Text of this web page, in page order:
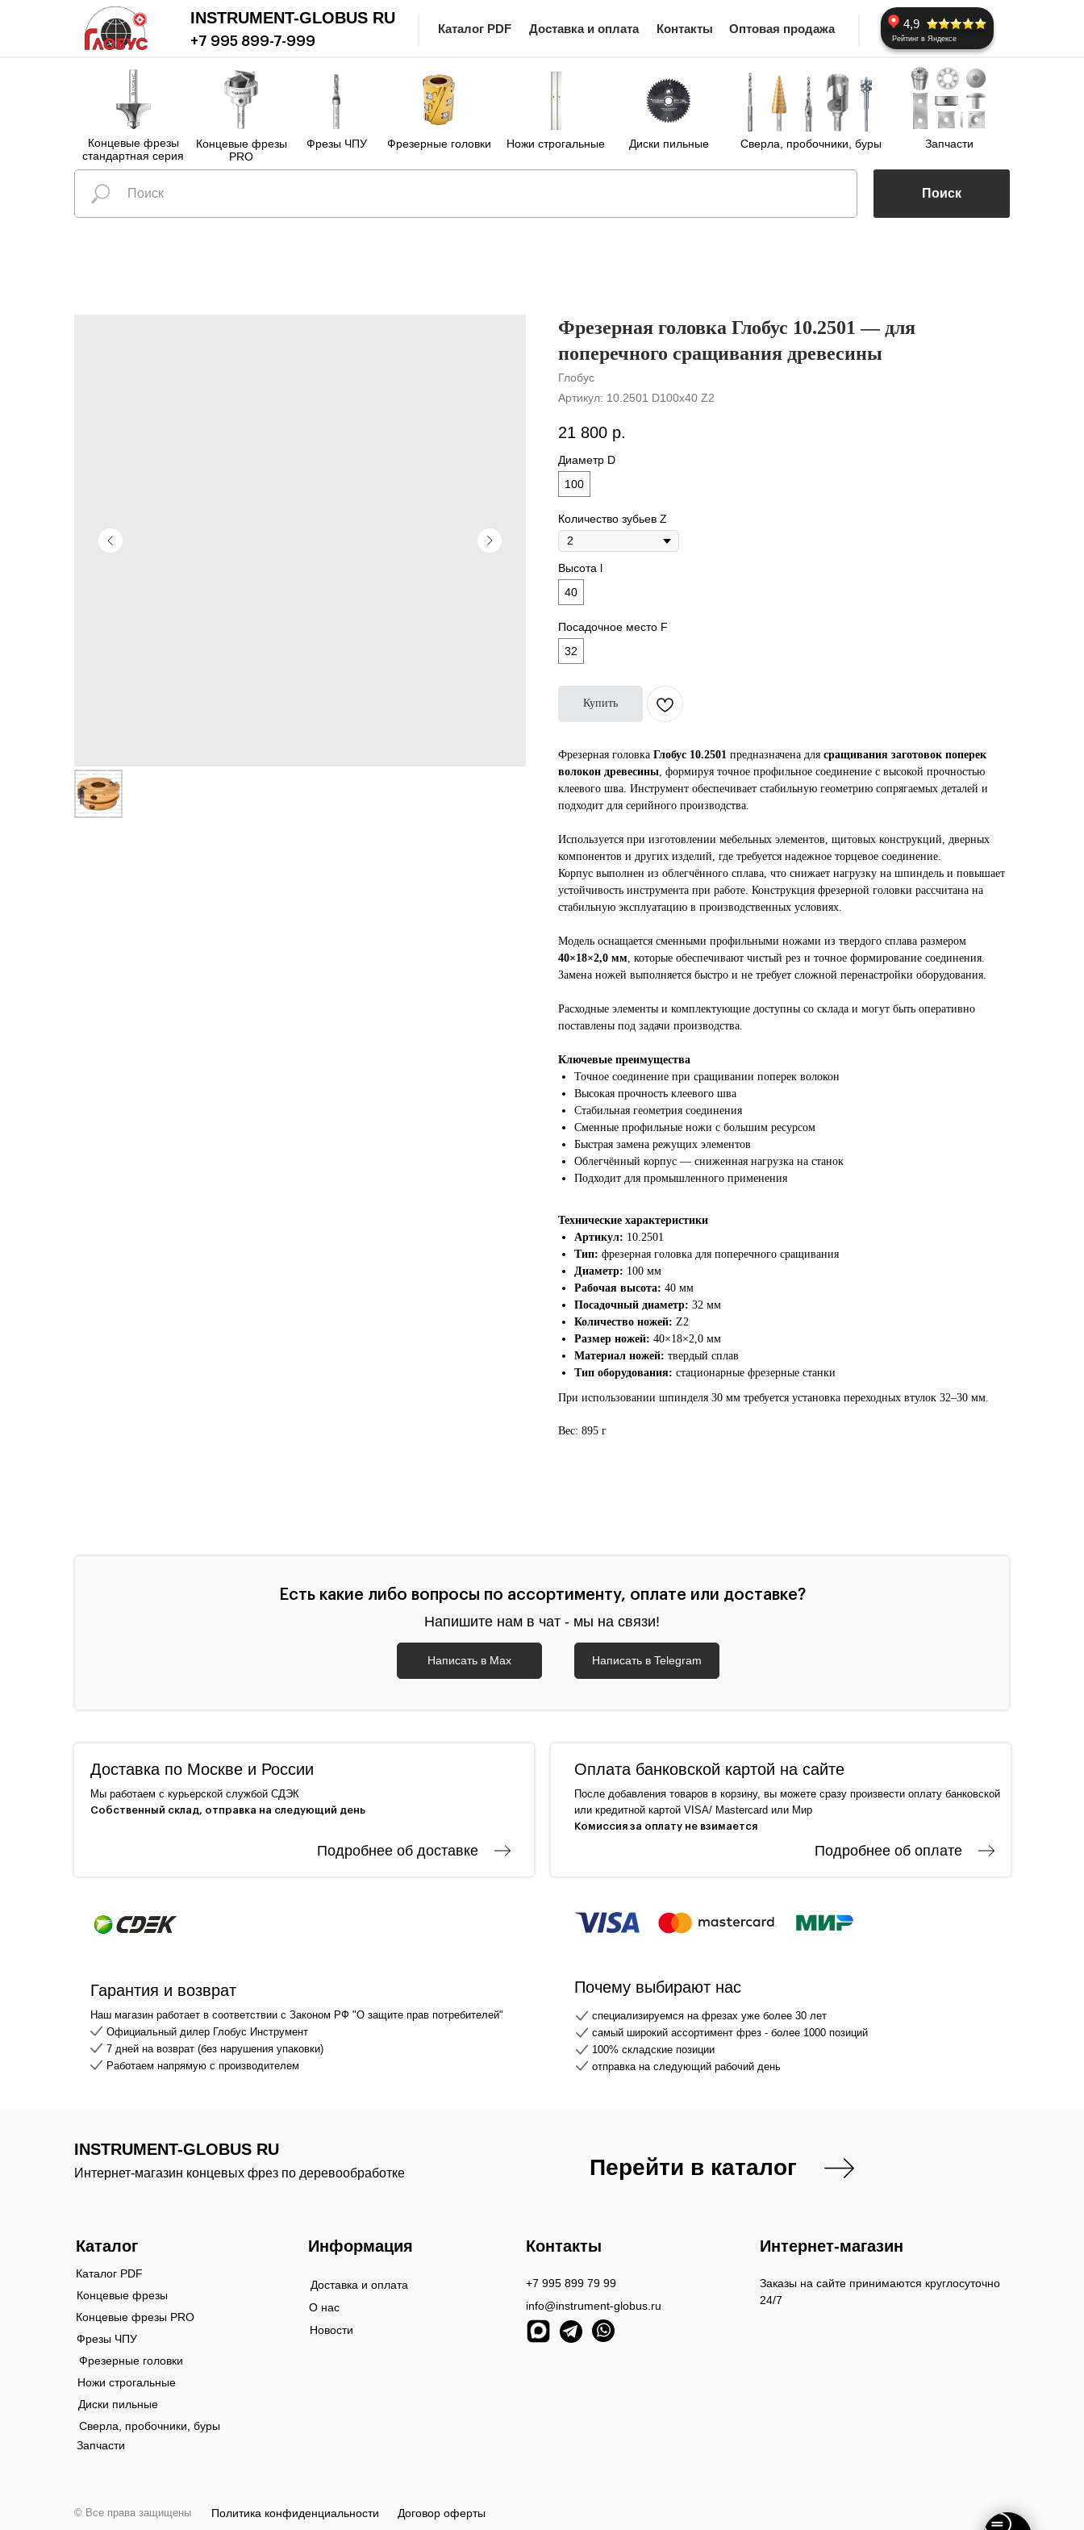
Концевые фрезы
стандартная серия
Ножи строгальные
Концевые фрезы
PRO
Фрезы ЧПУ Фрезерные головки Диски пильные Сверла, пробочники, буры Запчасти
INSTRUMENT-GLOBUS RU
Каталог PDF Доставка и оплата Контакты Оптовая продажа
+7 995 899-7-999 Рейтинг в Яндексе
4,9
Поиск
Фрезерная головка Глобус 10.2501 — для
поперечного сращивания древесины
Глобус
Артикул: 10.2501 D100x40 Z2
21 800 р.
Диаметр D
100
Количество зубьев Z
Высота l
40
Посадочное место F
32
Купить
Фрезерная головка Глобус 10.2501 предназначена для сращивания заготовок поперек
волокон древесины, формируя точное профильное соединение с высокой прочностью
клеевого шва. Инструмент обеспечивает стабильную геометрию сопрягаемых деталей и
подходит для серийного производства.
Используется при изготовлении мебельных элементов, щитовых конструкций, дверных
компонентов и других изделий, где требуется надежное торцевое соединение.
Корпус выполнен из облегчённого сплава, что снижает нагрузку на шпиндель и повышает
устойчивость инструмента при работе. Конструкция фрезерной головки рассчитана на
стабильную эксплуатацию в производственных условиях.
Модель оснащается сменными профильными ножами из твердого сплава размером
40×18×2,0 мм, которые обеспечивают чистый рез и точное формирование соединения.
Замена ножей выполняется быстро и не требует сложной перенастройки оборудования.
Расходные элементы и комплектующие доступны со склада и могут быть оперативно
поставлены под задачи производства.
Ключевые преимущества
Точное соединение при сращивании поперек волокон
Высокая прочность клеевого шва
Стабильная геометрия соединения
Сменные профильные ножи с большим ресурсом
Быстрая замена режущих элементов
Облегчённый корпус — сниженная нагрузка на станок
Подходит для промышленного применения
Технические характеристики
Артикул: 10.2501
Тип: фрезерная головка для поперечного сращивания
Диаметр: 100 мм
Рабочая высота: 40 мм
Посадочный диаметр: 32 мм
Количество ножей: Z2
Размер ножей: 40×18×2,0 мм
Материал ножей: твердый сплав
Тип оборудования: стационарные фрезерные станки
При использовании шпинделя 30 мм требуется установка переходных втулок 32–30 мм.
Вес: 895 г
Есть какие либо вопросы по ассортименту, оплате или доставке?
Напишите нам в чат - мы на связи!
Написать в Max Написать в Telegram
Доставка по Москве и России
Мы работаем с курьерской службой СДЭК
Собственный склад, отправка на следующий день
Подробнее об доставке
Оплата банковской картой на сайте
После добавления товаров в корзину, вы можете сразу произвести оплату банковской
или кредитной картой VISA/ Mastercard или Мир
Комиссия за оплату не взимается
Подробнее об оплате
Гарантия и возврат
Наш магазин работает в соответствии с Законом РФ "О защите прав потребителей"
Почему выбирают нас
специализируемся на фрезах уже более 30 лет
самый широкий ассортимент фрез - более 1000 позиций
100% складские позиции
отправка на следующий рабочий день
Официальный дилер Глобус Инструмент
7 дней на возврат (без нарушения упаковки)
Работаем напрямую с производителем
Заказы на сайте принимаются круглосуточно
24/7
Каталог Информация Контакты
+7 995 899 79 99
info@instrument-globus.ru
Интернет-магазин
Концевые фрезы
Каталог PDF
Концевые фрезы PRO
Фрезы ЧПУ
Фрезерные головки
Ножи строгальные
Диски пильные
Сверла, пробочники, буры
Запчасти
Доставка и оплата
О нас
Новости
INSTRUMENT-GLOBUS RU
© Все права защищены Политика конфиденциальности Договор оферты
Интернет-магазин концевых фрез по деревообработке Перейти в каталог